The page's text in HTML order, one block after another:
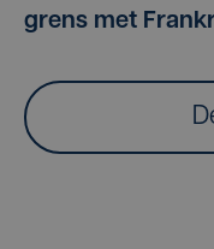
grens met